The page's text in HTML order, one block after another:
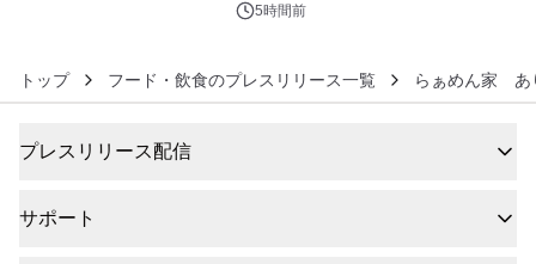
5時間前
トップ フード・飲食のプレスリリース一覧 らぁめん家 あ
プレスリリース配信
サポート